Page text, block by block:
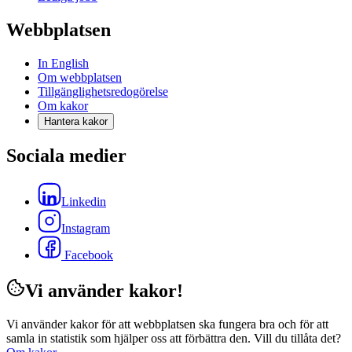
Webbplatsen
In English
Om webbplatsen
Tillgänglighetsredogörelse
Om kakor
Hantera kakor
Sociala medier
Linkedin
Instagram
Facebook
Vi använder kakor!
Vi använder kakor för att webbplatsen ska fungera bra och för att
samla in statistik som hjälper oss att förbättra den. Vill du tillåta det?